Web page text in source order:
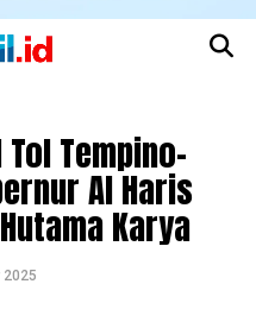
Tempino-
Al Haris
Karya